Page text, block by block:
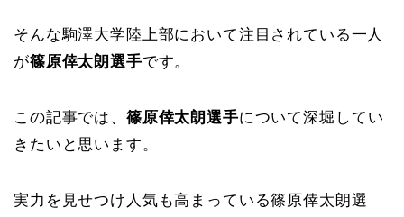
そんな駒澤大学陸上部において注目されている一人
が篠原倖太朗選手です。
この記事では、 篠原倖太朗選手について深堀してい
きたいと思います。
実力を見せつけ人気も高まっている篠原倖太朗選